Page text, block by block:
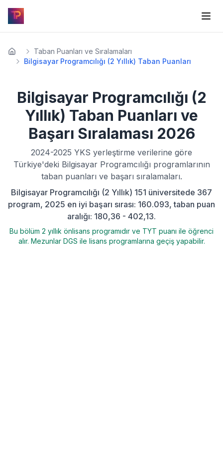
Taban Puanları ve Sıralamaları
Bilgisayar Programcılığı (2 Yıllık) Taban Puanları
Bilgisayar Programcılığı (2
Yıllık) Taban Puanları ve
Başarı Sıralaması 2026
2024-2025 YKS yerleştirme verilerine göre
Türkiye'deki Bilgisayar Programcılığı programlarının
taban puanları ve başarı sıralamaları.
Bilgisayar Programcılığı (2 Yıllık) 151 üniversitede 367
program, 2025 en iyi başarı sırası: 160.093, taban puan
aralığı: 180,36 - 402,13.
Bu bölüm 2 yıllık önlisans programıdır ve TYT puanı ile öğrenci
alır. Mezunlar DGS ile lisans programlarına geçiş yapabilir.